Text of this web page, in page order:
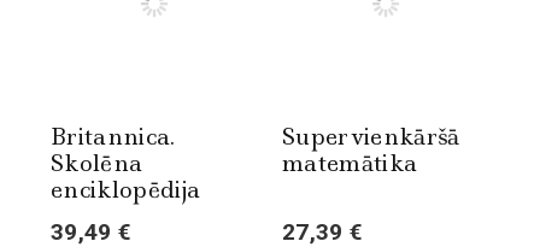
Britannica.
Skolēna
enciklopēdija
39,49 €
Supervienkāršā
matemātika
27,39 €